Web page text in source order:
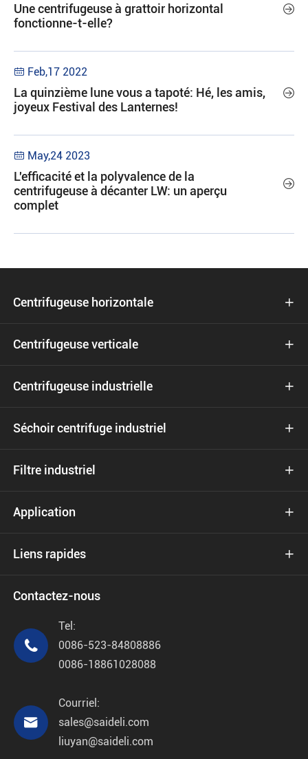
Une centrifugeuse à grattoir horizontal
fonctionne-t-elle?

 Feb,17 2022
La quinzième lune vous a tapoté: Hé, les amis,
joyeux Festival des Lanternes!

 May,24 2023
L'efficacité et la polyvalence de la
centrifugeuse à décanter LW: un aperçu
complet

Centrifugeuse horizontale 
Centrifugeuse verticale 
Centrifugeuse industrielle 
Séchoir centrifuge industriel 
Filtre industriel 
Application 
Liens rapides 
Contactez-nous

Tel:
0086-523-84808886
0086-18861028088

Courriel:
sales@saideli.com
liuyan@saideli.com